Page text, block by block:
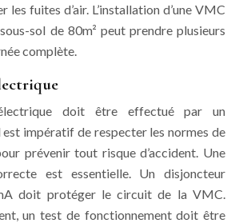
les fuites d’air. L’installation d’une VMC
sol de 80m² peut prendre plusieurs
complète.
doit être effectué par un
impératif de respecter les normes de
prévenir tout risque d’accident. Une
est essentielle. Un disjoncteur
doit protéger le circuit de la VMC.
un test de fonctionnement doit être